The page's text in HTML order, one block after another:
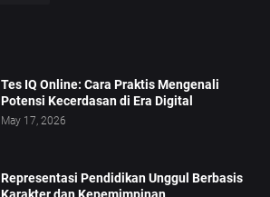
Tes IQ Online: Cara Praktis Mengenali
Potensi Kecerdasan di Era Digital
May 17, 2026
Representasi Pendidikan Unggul Berbasis